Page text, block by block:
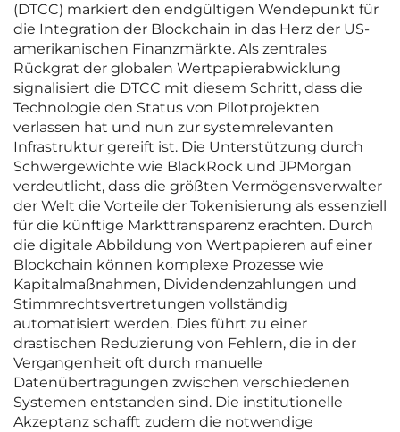
(DTCC) markiert den endgültigen Wendepunkt für
die Integration der Blockchain in das Herz der US-
amerikanischen Finanzmärkte. Als zentrales
Rückgrat der globalen Wertpapierabwicklung
signalisiert die DTCC mit diesem Schritt, dass die
Technologie den Status von Pilotprojekten
verlassen hat und nun zur systemrelevanten
Infrastruktur gereift ist. Die Unterstützung durch
Schwergewichte wie BlackRock und JPMorgan
verdeutlicht, dass die größten Vermögensverwalter
der Welt die Vorteile der Tokenisierung als essenziell
für die künftige Markttransparenz erachten. Durch
die digitale Abbildung von Wertpapieren auf einer
Blockchain können komplexe Prozesse wie
Kapitalmaßnahmen, Dividendenzahlungen und
Stimmrechtsvertretungen vollständig
automatisiert werden. Dies führt zu einer
drastischen Reduzierung von Fehlern, die in der
Vergangenheit oft durch manuelle
Datenübertragungen zwischen verschiedenen
Systemen entstanden sind. Die institutionelle
Akzeptanz schafft zudem die notwendige